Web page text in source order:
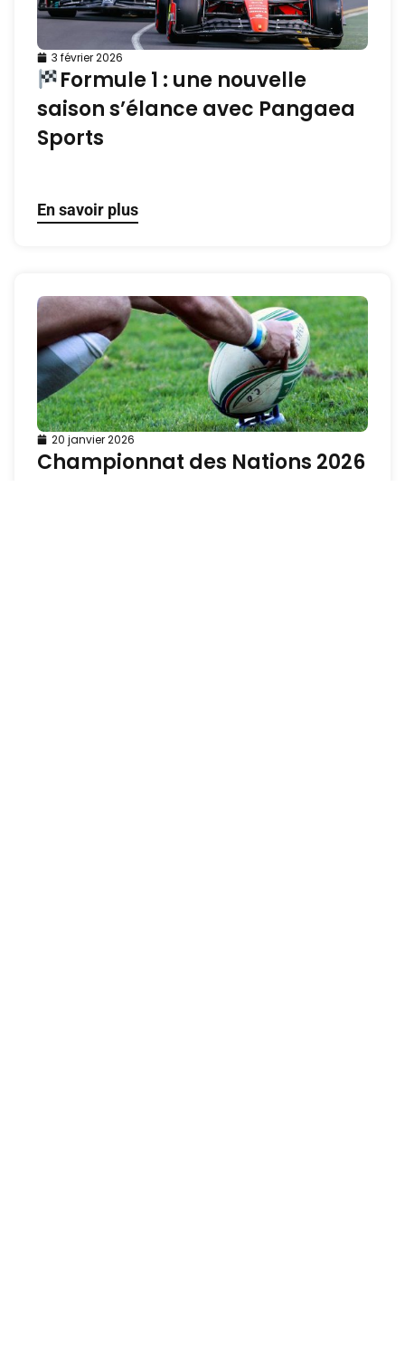
3 février 2026
Formule 1 : une nouvelle
saison s’élance avec Pangaea
Sports
En savoir plus
20 janvier 2026
Championnat des Nations 2026